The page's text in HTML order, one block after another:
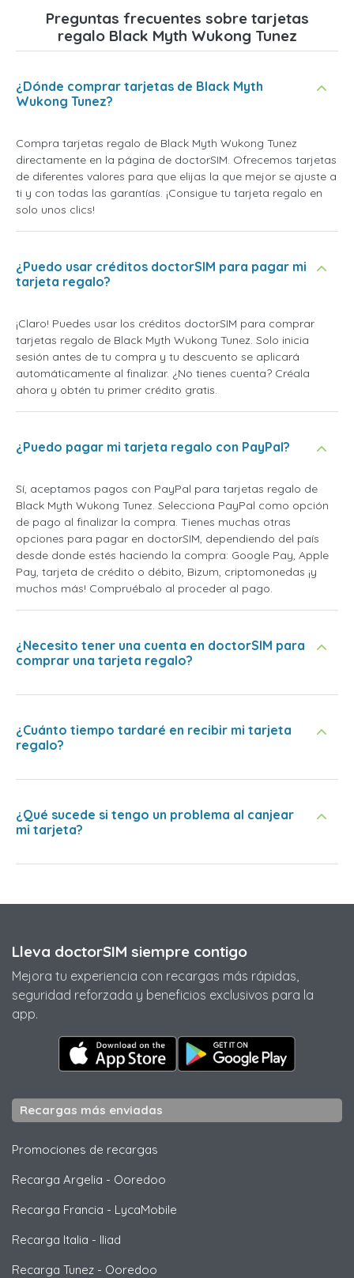
Preguntas frecuentes sobre tarjetas
regalo Black Myth Wukong Tunez
¿Dónde comprar tarjetas de Black Myth
Wukong Tunez?
Compra tarjetas regalo de Black Myth Wukong Tunez
directamente en la página de doctorSIM. Ofrecemos tarjetas
de diferentes valores para que elijas la que mejor se ajuste a
ti y con todas las garantías. ¡Consigue tu tarjeta regalo en
solo unos clics!
¿Puedo usar créditos doctorSIM para pagar mi
tarjeta regalo?
¡Claro! Puedes usar los créditos doctorSIM para comprar
tarjetas regalo de Black Myth Wukong Tunez. Solo inicia
sesión antes de tu compra y tu descuento se aplicará
automáticamente al finalizar. ¿No tienes cuenta? Créala
ahora y obtén tu primer crédito gratis.
¿Puedo pagar mi tarjeta regalo con PayPal?
Sí, aceptamos pagos con PayPal para tarjetas regalo de
Black Myth Wukong Tunez. Selecciona PayPal como opción
de pago al finalizar la compra. Tienes muchas otras
opciones para pagar en doctorSIM, dependiendo del país
desde donde estés haciendo la compra: Google Pay, Apple
Pay, tarjeta de crédito o débito, Bizum, criptomonedas ¡y
muchos más! Compruébalo al proceder al pago.
¿Necesito tener una cuenta en doctorSIM para
comprar una tarjeta regalo?
¿Cuánto tiempo tardaré en recibir mi tarjeta
regalo?
¿Qué sucede si tengo un problema al canjear
mi tarjeta?
Lleva doctorSIM siempre contigo
Mejora tu experiencia con recargas más rápidas,
seguridad reforzada y beneficios exclusivos para la
app.
Recargas más enviadas
Promociones de recargas
Recarga Argelia - Ooredoo
Recarga Francia - LycaMobile
Recarga Italia - Iliad
Recarga Tunez - Ooredoo